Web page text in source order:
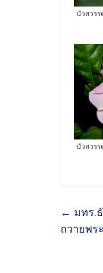
บัวสวร
บัวสวร
← มทร.
ถวายพร